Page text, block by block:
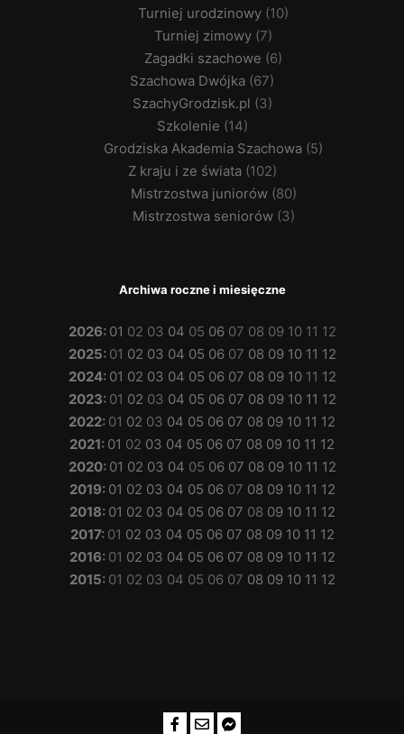
Turniej urodzinowy (10)
Turniej zimowy (7)
Zagadki szachowe (6)
Szachowa Dwójka (67)
SzachyGrodzisk.pl (3)
Szkolenie (14)
Grodziska Akademia Szachowa (5)
Z kraju i ze świata(102)
Mistrzostwa juniorów(80)
Mistrzostwa seniorów(3)
Archiwa roczne i miesięczne
2026: 01 02 03 04 05 06 07 08 09 10 11 12
2025: 01 02 03 04 05 06 07 08 09 10 11 12
2024: 01 02 03 04 05 06 07 08 09 10 11 12
2023: 01 02 03 04 05 06 07 08 09 10 11 12
2022: 01 02 03 04 05 06 07 08 09 10 11 12
2021: 01 02 03 04 05 06 07 08 09 10 11 12
2020: 01 02 03 04 05 06 07 08 09 10 11 12
2019: 01 02 03 04 05 06 07 08 09 10 11 12
2018: 01 02 03 04 05 06 07 08 09 10 11 12
2017: 01 02 03 04 05 06 07 08 09 10 11 12
2016: 01 02 03 04 05 06 07 08 09 10 11 12
2015: 01 02 03 04 05 06 07 08 09 10 11 12